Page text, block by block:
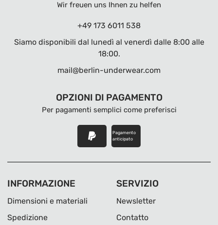
Wir freuen uns Ihnen zu helfen
+49 173 6011 538
Siamo disponibili dal lunedì al venerdì dalle 8:00 alle
18:00.
mail@berlin-underwear.com
OPZIONI DI PAGAMENTO
Per pagamenti semplici come preferisci
Pagamento
anticipato
INFORMAZIONE
Dimensioni e materiali
Spedizione
SERVIZIO
Newsletter
Contatto